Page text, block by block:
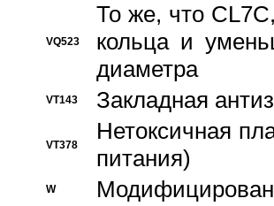
VQ523
То же, что
кольца и
диаметра
VT143 Закладная
VT378
Нетоксичная
питания)
W